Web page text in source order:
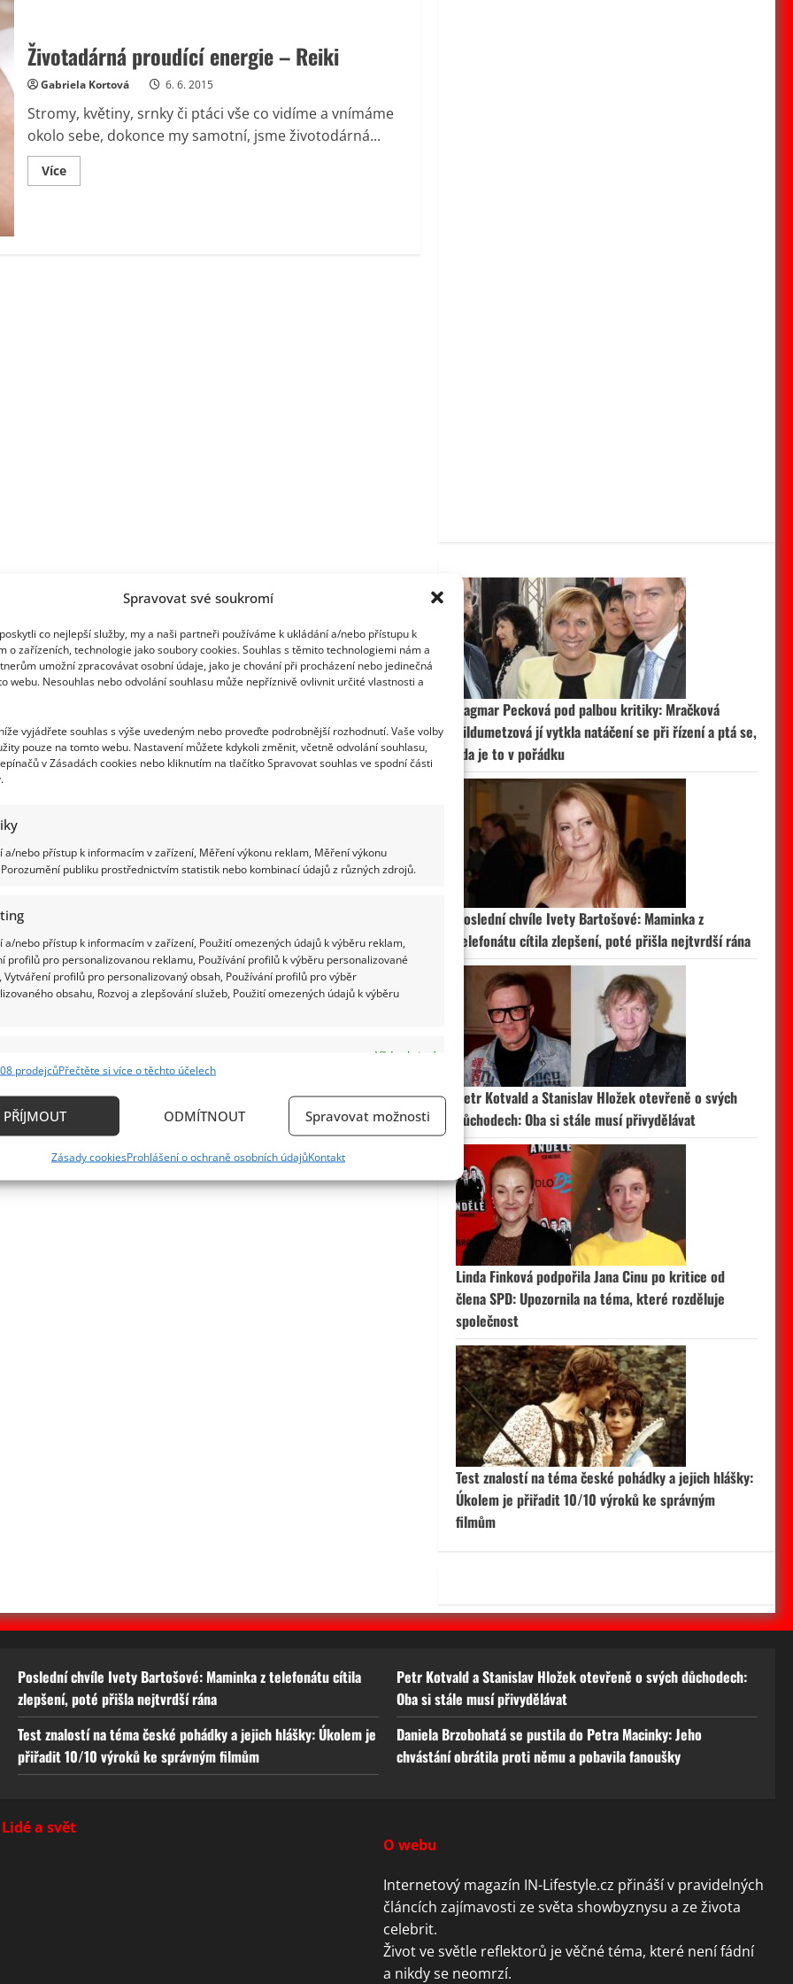
Spravovat své soukromí
co nejlepší služby, my a naši partneři používáme k ukládání a/nebo přístupu k
o zařízeních, technologie jako soubory cookies. Souhlas s těmito technologiemi nám a
umožní zpracovávat osobní údaje, jako je chování při procházení nebo jedinečná
webu. Nesouhlas nebo odvolání souhlasu může nepříznivě ovlivnit určité vlastnosti a
vyjádřete souhlas s výše uvedeným nebo proveďte podrobnější rozhodnutí. Vaše volby
pouze na tomto webu. Nastavení můžete kdykoli změnit, včetně odvolání souhlasu,
v Zásadách cookies nebo kliknutím na tlačítko Spravovat souhlas ve spodní části
a/nebo přístup k informacím v zařízení, Měření výkonu reklam, Měření výkonu
publiku prostřednictvím statistik nebo kombinací údajů z různých zdrojů.
a/nebo přístup k informacím v zařízení, Použití omezených údajů k výběru reklam,
profilů pro personalizovanou reklamu, Používání profilů k výběru personalizované
Vytváření profilů pro personalizovaný obsah, Používání profilů pro výběr
obsahu, Rozvoj a zlepšování služeb, Použití omezených údajů k výběru
Vždy aktivní
zařízení na základě automaticky přenášených informací.
aktivně požadovaných informací.
prodejcůPřečtěte si více o těchto účelech
PŘÍJMOUT ODMÍTNOUT Spravovat možnosti
Zásady cookiesProhlášení o ochraně osobních údajůKontakt
Životadárná proudící energie – Reiki
Gabriela Kortová 6. 6. 2015
Stromy, květiny, srnky či ptáci vše co vidíme a vnímáme
okolo sebe, dokonce my samotní, jsme životodárná...
VíceRead
more
Dagmar Pecková pod palbou kritiky: Mračková
Vildumetzová jí vytkla natáčení se při řízení a ptá se,
zda je to v pořádku
Poslední chvíle Ivety Bartošové: Maminka z
telefonátu cítila zlepšení, poté přišla nejtvrdší rána
Petr Kotvald a Stanislav Hložek otevřeně o svých
důchodech: Oba si stále musí přivydělávat
Linda Finková podpořila Jana Cinu po kritice od
člena SPD: Upozornila na téma, které rozděluje
společnost
Test znalostí na téma české pohádky a jejich hlášky:
Úkolem je přiřadit 10/10 výroků ke správným
filmům
Poslední chvíle Ivety Bartošové: Maminka z telefonátu cítila
zlepšení, poté přišla nejtvrdší rána
Petr Kotvald a Stanislav Hložek otevřeně o svých důchodech:
Oba si stále musí přivydělávat
Test znalostí na téma české pohádky a jejich hlášky: Úkolem je
přiřadit 10/10 výroků ke správným filmům
Daniela Brzobohatá se pustila do Petra Macinky: Jeho
chvástání obrátila proti němu a pobavila fanoušky
Lidé a svět
O webu
Internetový magazín IN-Lifestyle.cz přináší v pravidelných
článcích zajímavosti ze světa showbyznysu a ze života
celebrit.
Život ve světle reflektorů je věčné téma, které není fádní
a nikdy se neomrzí.